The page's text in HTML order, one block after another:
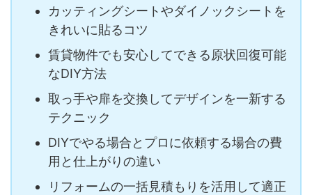
カッティングシートやダイノックシートを
きれいに貼るコツ
賃貸物件でも安心してできる原状回復可能
なDIY方法
取っ手や扉を交換してデザインを一新する
テクニック
DIYでやる場合とプロに依頼する場合の費
用と仕上がりの違い
リフォームの一括見積もりを活用して適正